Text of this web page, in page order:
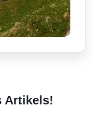
Artikels!